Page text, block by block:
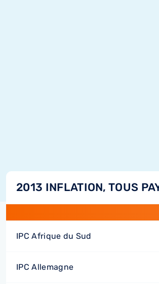
2013 INFLATION, TOUS
IPC Afrique du Sud
IPC Allemagne